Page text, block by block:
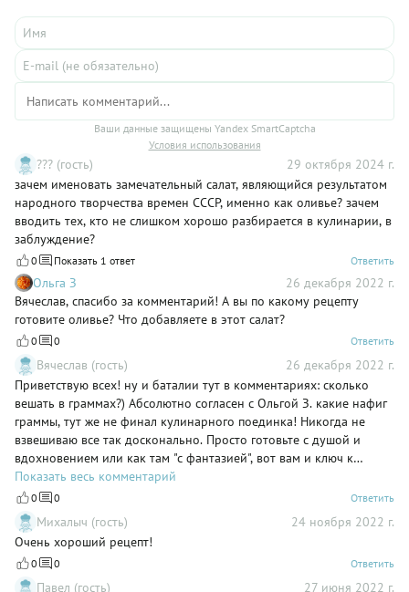
Ваши данные защищены Yandex SmartCaptcha
Условия использования
??? (гость)
29 октября 2024 г.
зачем именовать замечательный салат, являющийся результатом
народного творчества времен СССР, именно как оливье? зачем
вводить тех, кто не слишком хорошо разбирается в кулинарии, в
заблуждение?
0 Показать 1 ответ Ответить
Ольга З
26 декабря 2022 г.
Вячеслав, спасибо за комментарий! А вы по какому рецепту
готовите оливье? Что добавляете в этот салат?
0 0 Ответить
Вячеслав (гость)
26 декабря 2022 г.
Приветствую всех! ну и баталии тут в комментариях: сколько
вешать в граммах?) Абсолютно согласен с Ольгой З. какие нафиг
граммы, тут же не финал кулинарного поединка! Никогда не
взвешиваю все так досконально. Просто готовьте с душой и
вдохновением или как там "с фантазией", вот вам и ключ к
вкусному блюду) С наступающим всех!
Показать весь комментарий
0 0 Ответить
Михалыч (гость)
24 ноября 2022 г.
Очень хороший рецепт!
0 0 Ответить
Павел (гость) 27 июня 2022 г.